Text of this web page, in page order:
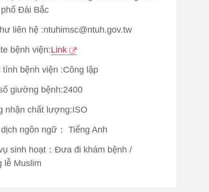
Đài Bắc
liên hệ :ntuhimsc@ntuh.gov.tw
bệnh viện:Link
tính bệnh viện :Công lập
giường bệnh:2400
nhận chất lượng:ISO
ngôn ngữ： Tiếng Anh
sinh hoạt： Đưa đi khám bệnh /
lễ Muslim